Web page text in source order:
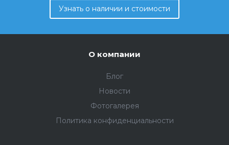
Узнать о наличии и стоимости
О компании
Блог
Новости
Фотогалерея
Политика конфиденциальности